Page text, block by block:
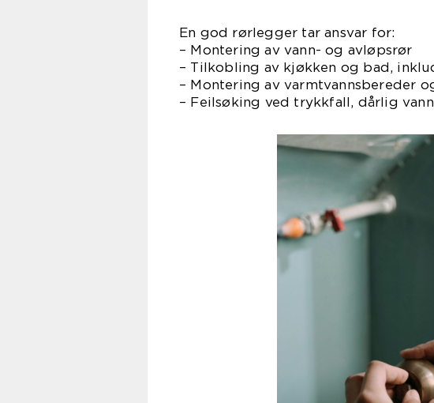
En god rørlegger tar ansvar for:
– Montering av vann- og avløpsrør
– Tilkobling av kjøkken og bad,
– Montering av varmtvannsbereder
– Feilsøking ved trykkfall, dårlig